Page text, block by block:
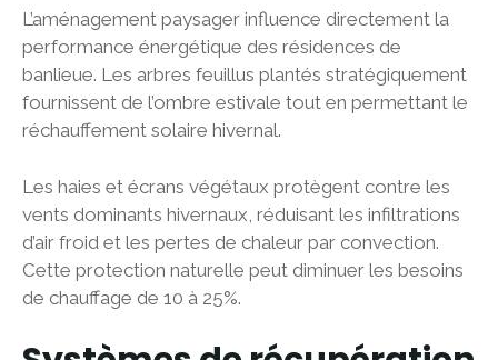
L’aménagement paysager influence directement la
performance énergétique des résidences de
banlieue. Les arbres feuillus plantés stratégiquement
fournissent de l’ombre estivale tout en permettant le
réchauffement solaire hivernal.
Les haies et écrans végétaux protègent contre les
vents dominants hivernaux, réduisant les infiltrations
d’air froid et les pertes de chaleur par convection.
Cette protection naturelle peut diminuer les besoins
de chauffage de 10 à 25%.